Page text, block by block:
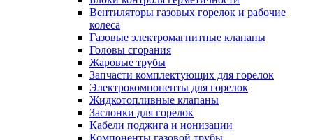
Вентиляторы газовых горелок и рабочие
колеса
Газовые электромагнитные клапаны
Головы сгорания
Жаровые трубы
Запчасти комплектующих для горелок
Электрокомпоненты для горелок
Жидкотопливные клапаны
Заслонки для горелок
Кабели поджига и ионизации
Компоненты газовой трубы